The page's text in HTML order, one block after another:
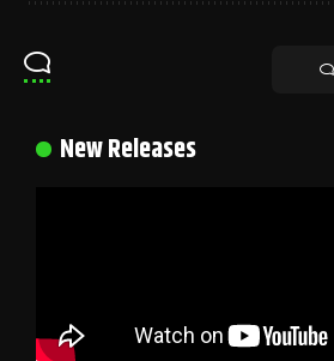
New Releases